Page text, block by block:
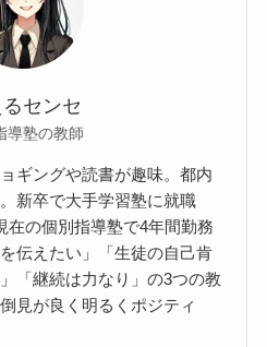
センセ
導塾の教師
ギングや読書が趣味。都内
新卒で大手学習塾に就職
在の個別指導塾で4年間勤務
伝えたい」「生徒の自己肯
「継続は力なり」の3つの教
見が良く明るくポジティ